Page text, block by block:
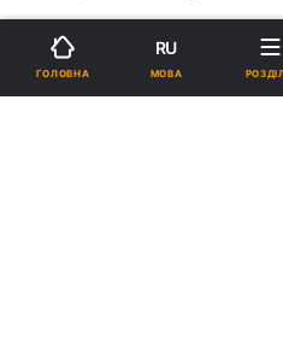
Підпишіться
ГОЛОВНА
RU
МОВА